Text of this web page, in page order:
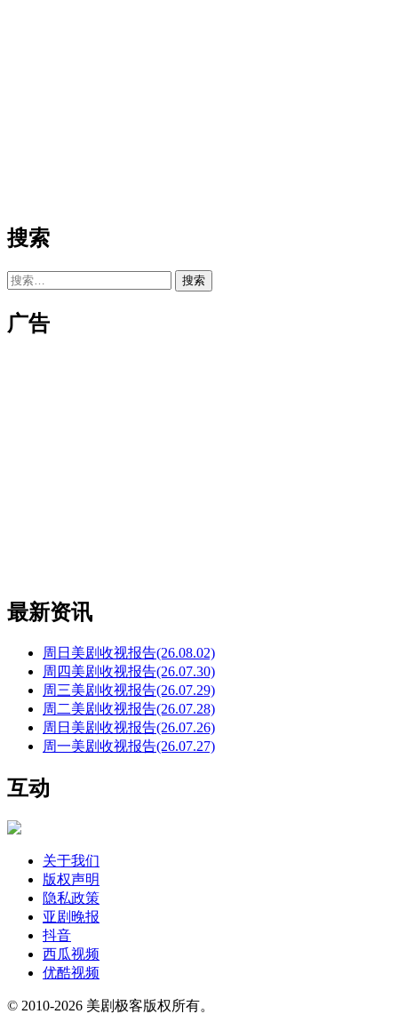
搜索
搜
广告
最新资讯
周日美剧收视报告(26.08.02)
周四美剧收视报告(26.07.30)
周三美剧收视报告(26.07.29)
周二美剧收视报告(26.07.28)
周日美剧收视报告(26.07.26)
周一美剧收视报告(26.07.27)
互动
关于我们
版权声明
隐私政策
亚剧晚报
抖音
西瓜视频
优酷视频
© 2010-2026 美剧极客版权所有。